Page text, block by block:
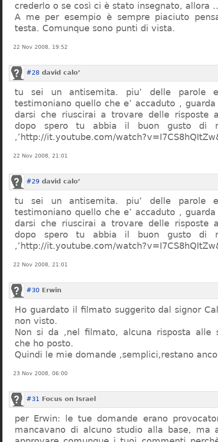
crederlo o se così ci è stato insegnato,
A me per esempio è sempre piaciuto
testa. Comunque sono punti di vista.
22 Nov 2008, 19:52
#28 david calo’
tu sei un antisemita. piu’ delle parole
testimoniano quello che e’ accaduto , guarda
darsi che riuscirai a trovare delle risposte
dopo spero tu abbia il buon gusto di
,’http://it.youtube.com/
22 Nov 2008, 21:01
#29 david calo’
tu sei un antisemita. piu’ delle parole
testimoniano quello che e’ accaduto , guarda
darsi che riuscirai a trovare delle risposte
dopo spero tu abbia il buon gusto di
,’http://it.youtube.com/
22 Nov 2008, 21:01
#30 Erwin
Ho guardato il filmato suggerito dal signor
non visto.
Non si da ,nel filmato, alcuna risposta alle
che ho posto.
Quindi le mie domande ,semplici,restano
23 Nov 2008, 06:00
#31 Focus on Israel
per Erwin: le tue domande erano
mancavano di alcuno studio alla base, ma